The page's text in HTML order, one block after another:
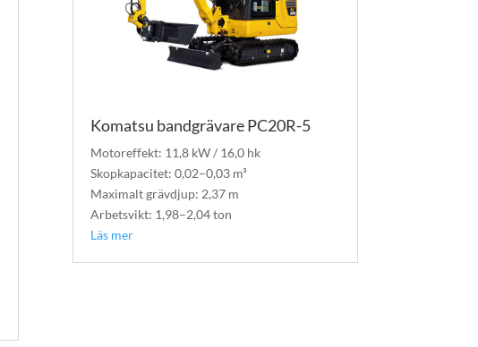
Komatsu bandgrävare PC20R-5
Motoreffekt: 11,8 kW / 16,0 hk
Skopkapacitet: 0,02–0,03 m³
Maximalt grävdjup: 2,37 m
Arbetsvikt: 1,98–2,04 ton
Läs mer